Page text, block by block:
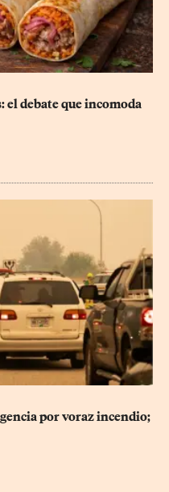
debate que incomoda
por voraz incendio;